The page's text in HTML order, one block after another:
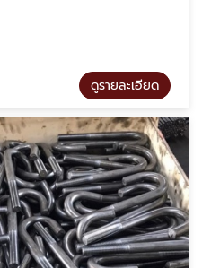
ดูรายละเอียด